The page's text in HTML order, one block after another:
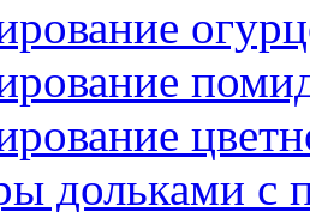
дольками с